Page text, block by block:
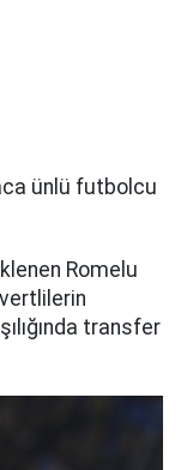
ünlü futbolcu
Romelu
transfer